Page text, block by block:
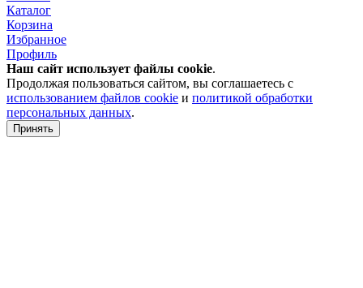
Каталог
Корзина
Избранное
Профиль
Наш сайт использует файлы cookie.
Продолжая пользоваться сайтом, вы соглашаетесь с
использованием файлов cookie и политикой обработки
персональных данных.
Принять